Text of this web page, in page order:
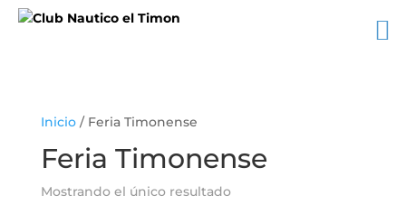
Inicio/ Feria Timonense
Feria Timonense
Mostrando el único resultado